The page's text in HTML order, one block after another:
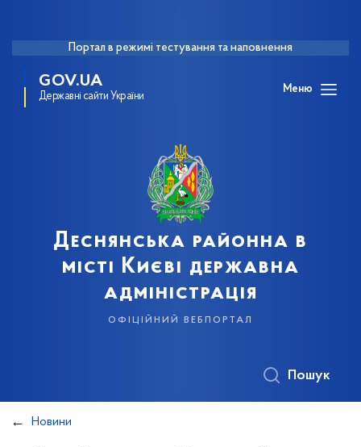
Портал в режимі тестування та наповнення
GOV.UA
Державні сайти України
Меню
Деснянська районна в
місті Києві державна
адміністрація
офіційний вебпортал
Пошук
Новини